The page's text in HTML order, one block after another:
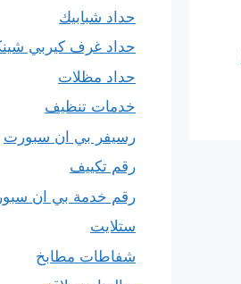
حداد شبابيك
حداد غرف كيربي
حداد مظلات
خدمات تنظيف
رسيفر بي ان سبورت
رقم تكييف
رقم خدمة بي ان
ستلايت
شفاطات مطابخ